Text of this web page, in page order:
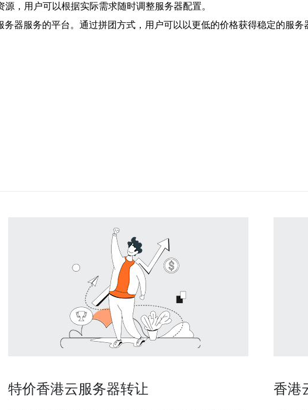
，用户可以根据实际需求随时调整服务器配置。
器服务的平台。通过拼团方式，用户可以以更低的价格获得稳定的服
特价香港云服务器转让 香港